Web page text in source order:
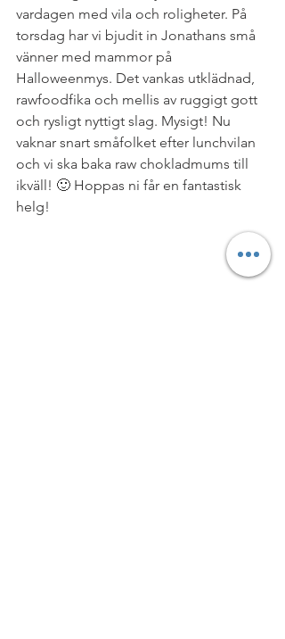
vardagen med vila och roligheter. På
torsdag har vi bjudit in Jonathans små
vänner med mammor på
Halloweenmys. Det vankas utklädnad,
rawfoodfika och mellis av ruggigt gott
och rysligt nyttigt slag. Mysigt! Nu
vaknar snart småfolket efter lunchvilan
och vi ska baka raw chokladmums till
ikväll! 🙂 Hoppas ni får en fantastisk
helg!